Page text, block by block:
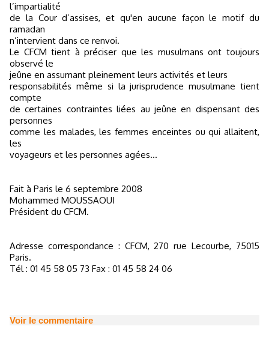
l’impartialité
de la Cour d’assises, et qu'en aucune façon le motif du
ramadan
n’intervient dans ce renvoi.
Le CFCM tient à préciser que les musulmans ont toujours
observé le
jeûne en assumant pleinement leurs activités et leurs
responsabilités même si la jurisprudence musulmane tient
compte
de certaines contraintes liées au jeûne en dispensant des
personnes
comme les malades, les femmes enceintes ou qui allaitent,
les
voyageurs et les personnes agées...
Fait à Paris le 6 septembre 2008
Mohammed MOUSSAOUI
Président du CFCM.
Adresse correspondance : CFCM, 270 rue Lecourbe, 75015
Paris.
Tél : 01 45 58 05 73 Fax : 01 45 58 24 06
Voir le commentaire